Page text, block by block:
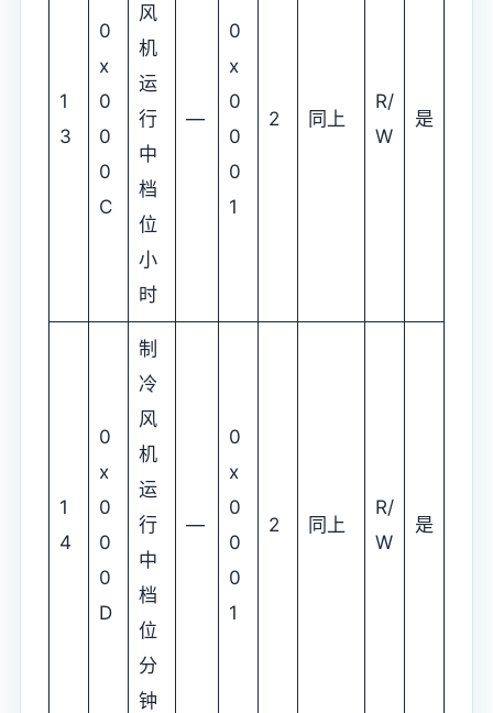
1
3
0
x
0
0
0
C
风
机
运
行
中
档
位
小
时
—
0
x
0
0
0
1
2 同上
R/
W
是
1
4
0
x
0
0
0
D
制
冷
风
机
运
行
中
档
位
分
钟
—
0
x
0
0
0
1
2 同上
R/
W
是